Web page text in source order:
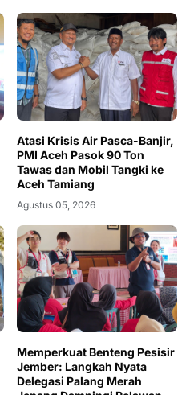
Atasi Krisis Air Pasca-Banjir,
PMI Aceh Pasok 90 Ton
Tawas dan Mobil Tangki ke
Aceh Tamiang
Agustus 05, 2026
Memperkuat Benteng Pesisir
Jember: Langkah Nyata
Delegasi Palang Merah